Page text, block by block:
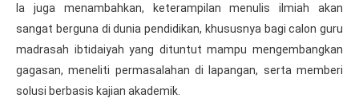
Ia juga menambahkan, keterampilan menulis ilmiah akan
sangat berguna di dunia pendidikan, khususnya bagi calon guru
madrasah ibtidaiyah yang dituntut mampu mengembangkan
gagasan, meneliti permasalahan di lapangan, serta memberi
solusi berbasis kajian akademik.